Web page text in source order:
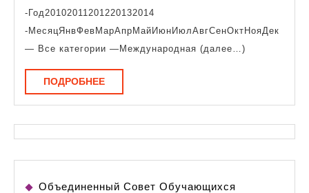
-Год20102011201220132014
-МесяцЯнвФевМарАпрМайИюнИюлАвгСенОктНояДек
— Все категории —Международная (далее…)
ПОДРОБНЕЕПОДРОБНЕЕ
Объединенный Совет Обучающихся